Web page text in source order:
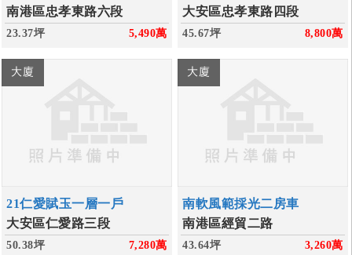
南港區忠孝東路六段
23.37坪 5,490萬
大安區忠孝東路四段
45.67坪 8,800萬
大廈
21仁愛賦玉一層一戶
大安區仁愛路三段
50.38坪 7,280萬
大廈
南軟風範採光二房車
南港區經貿二路
43.64坪 3,260萬